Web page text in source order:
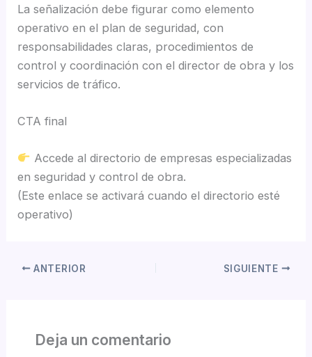
La señalización debe figurar como elemento
operativo en el plan de seguridad, con
responsabilidades claras, procedimientos de
control y coordinación con el director de obra y los
servicios de tráfico.
CTA final
Accede al directorio de empresas especializadas
en seguridad y control de obra.
(Este enlace se activará cuando el directorio esté
operativo)
ANTERIOR SIGUIENTE
Deja un comentario